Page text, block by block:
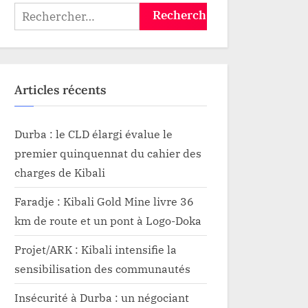
Rechercher :
Articles récents
Durba : le CLD élargi évalue le
premier quinquennat du cahier des
charges de Kibali
Faradje : Kibali Gold Mine livre 36
km de route et un pont à Logo-Doka
Projet/ARK : Kibali intensifie la
sensibilisation des communautés
Insécurité à Durba : un négociant